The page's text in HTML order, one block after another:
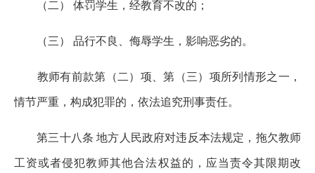
（二） 体罚学生，经教育不改的；
（三） 品行不良、侮辱学生，影响恶劣的。
教师有前款第（二）项、第（三）项所列情形之一，
情节严重，构成犯罪的，依法追究刑事责任。
第三十八条 地方人民政府对违反本法规定，拖欠教师
工资或者侵犯教师其他合法权益的，应当责令其限期改